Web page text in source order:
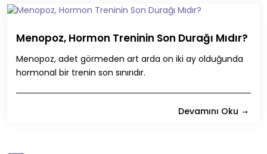
Menopoz, Hormon Treninin Son Durağı Mıdır?
Menopoz, adet görmeden art arda on iki ay olduğunda
hormonal bir trenin son sınırıdır.
Devamını Oku